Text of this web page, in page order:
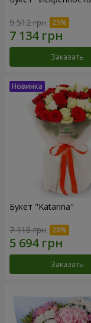
9 512 грн
Заказать
Букет "Katarina"
7 118 грн
Заказать